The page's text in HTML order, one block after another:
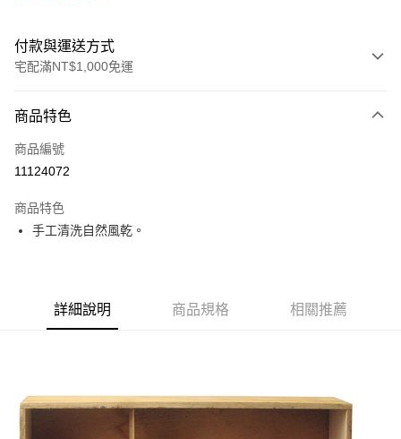
付款與運送方式
宅配滿NT$1,000免運
信用卡一次付款
LINE Pay
運送方式
商品特色
商品編號
11124072
商品特色
手工清洗自然風乾。
詳細說明 商品規格 相關推薦